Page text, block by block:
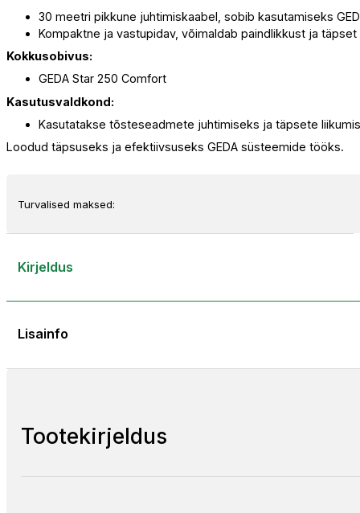
30m/50m
01535
30 meetri pikkune juhtimiskaabel, sobib kasutamiseks
Kompaktne ja vastupidav, võimaldab paindlikkust ja
Kokkusobivus:
GEDA Star 250 Comfort
Kasutusvaldkond:
Kasutatakse tõsteseadmete juhtimiseks ja täpsete
Loodud täpsuseks ja efektiivsuseks GEDA süsteemide tööks.
Turvalised maksed:
Kirjeldus
Lisainfo
Tootekirjeldus